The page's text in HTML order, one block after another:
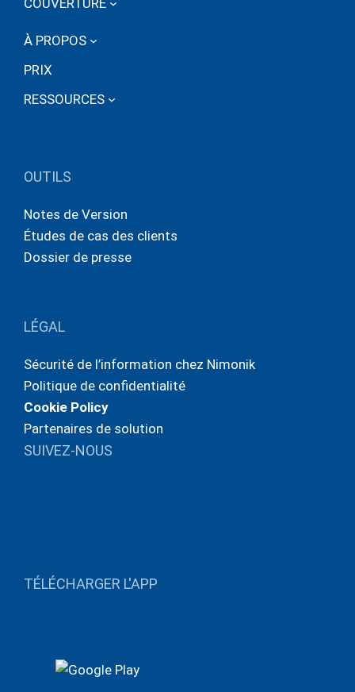
COUVERTURE
À PROPOS
PRIX
RESSOURCES
OUTILS
Notes de Version
Études de cas des clients
Dossier de presse
LÉGAL
Sécurité de l’information chez Nimonik
Politique de confidentialité
Cookie Policy
Partenaires de solution
SUIVEZ-NOUS
TÉLÉCHARGER L'APP